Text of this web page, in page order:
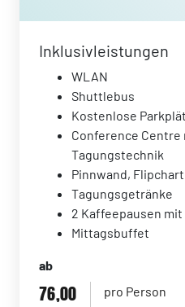
Inklusivleistungen
WLAN
Shuttlebus
Kostenlose
Conference Centre
Tagungstechnik
Pinnwand,
Tagungsgetränke
2 Kaffeepausen mit
Mittagsbuffet
ab
76,00 pro Person